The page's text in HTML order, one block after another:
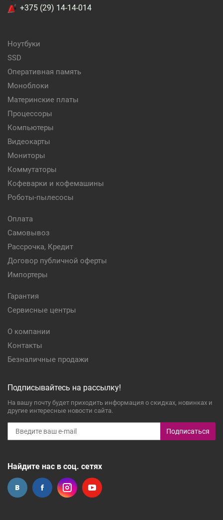
+375 (29) 14-14-014
Ноутбуки
SSD
Оперативная память
Моноблоки
Материнские платы
Процессоры
Компьютеры
Видеокарты
Мониторы
Коммутаторы
Кофеварки и кофемашины
Роботы-пылесосы
Оплата
Самовывоз
Рассрочка, Кредит
Договор публичной оферты
Импортеры
Гарантия
Сервисные центры
О компании
Контакты
Безналичные продажи
Подписывайтесь на рассылку!
На вашу почту будет приходить информация о скидках, новинках и
другие интересные новости сайта.
Подписаться
Найдите нас в соц. сетях